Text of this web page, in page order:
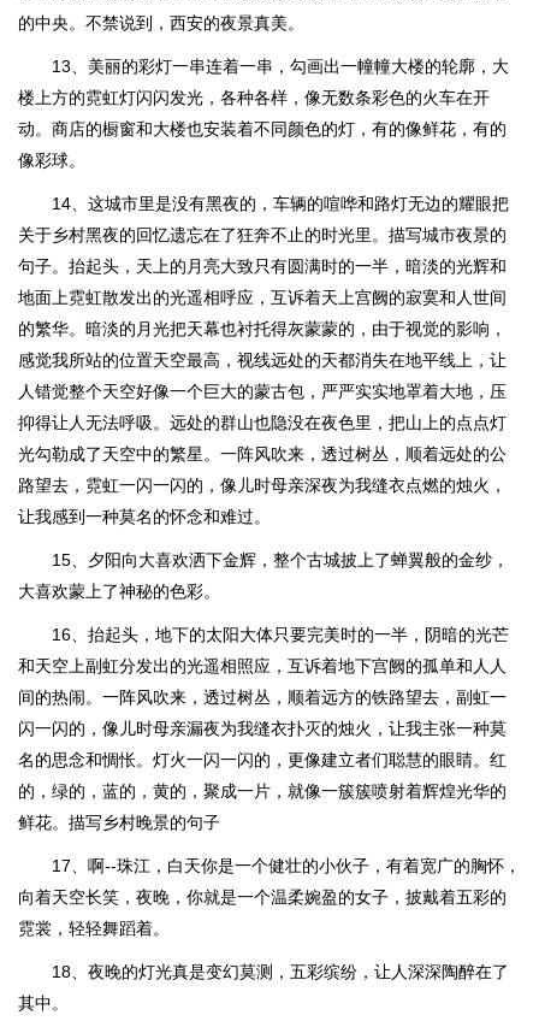
的中央。不禁说到，西安的夜景真美。
13、美丽的彩灯一串连着一串，勾画出一幢幢大楼的轮廓，大
楼上方的霓虹灯闪闪发光，各种各样，像无数条彩色的火车在开
动。商店的橱窗和大楼也安装着不同颜色的灯，有的像鲜花，有的
像彩球。
14、这城市里是没有黑夜的，车辆的喧哗和路灯无边的耀眼把
关于乡村黑夜的回忆遗忘在了狂奔不止的时光里。描写城市夜景的
句子。抬起头，天上的月亮大致只有圆满时的一半，暗淡的光辉和
地面上霓虹散发出的光遥相呼应，互诉着天上宫阙的寂寞和人世间
的繁华。暗淡的月光把天幕也衬托得灰蒙蒙的，由于视觉的影响，
感觉我所站的位置天空最高，视线远处的天都消失在地平线上，让
人错觉整个天空好像一个巨大的蒙古包，严严实实地罩着大地，压
抑得让人无法呼吸。远处的群山也隐没在夜色里，把山上的点点灯
光勾勒成了天空中的繁星。一阵风吹来，透过树丛，顺着远处的公
路望去，霓虹一闪一闪的，像儿时母亲深夜为我缝衣点燃的烛火，
让我感到一种莫名的怀念和难过。
15、夕阳向大喜欢洒下金辉，整个古城披上了蝉翼般的金纱，
大喜欢蒙上了神秘的色彩。
16、抬起头，地下的太阳大体只要完美时的一半，阴暗的光芒
和天空上副虹分发出的光遥相照应，互诉着地下宫阙的孤单和人人
间的热闹。一阵风吹来，透过树丛，顺着远方的铁路望去，副虹一
闪一闪的，像儿时母亲漏夜为我缝衣扑灭的烛火，让我主张一种莫
名的思念和惆怅。灯火一闪一闪的，更像建立者们聪慧的眼睛。红
的，绿的，蓝的，黄的，聚成一片，就像一簇簇喷射着辉煌光华的
鲜花。描写乡村晚景的句子
17、啊--珠江，白天你是一个健壮的小伙子，有着宽广的胸怀，
向着天空长笑，夜晚，你就是一个温柔婉盈的女子，披戴着五彩的
霓裳，轻轻舞蹈着。
18、夜晚的灯光真是变幻莫测，五彩缤纷，让人深深陶醉在了
其中。